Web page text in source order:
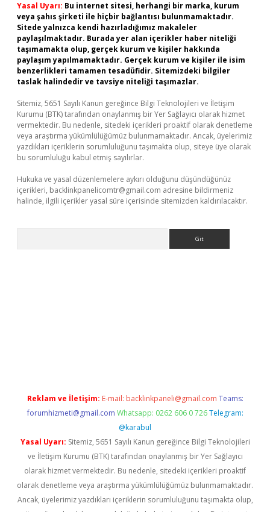
Yasal Uyarı: Bu internet sitesi, herhangi bir marka, kurum
veya şahıs şirketi ile hiçbir bağlantısı bulunmamaktadır.
Sitede yalnızca kendi hazırladığımız makaleler
paylaşılmaktadır. Burada yer alan içerikler haber niteliği
taşımamakta olup, gerçek kurum ve kişiler hakkında
paylaşım yapılmamaktadır. Gerçek kurum ve kişiler ile isim
benzerlikleri tamamen tesadüfidir. Sitemizdeki bilgiler
taslak halindedir ve tavsiye niteliği taşımazlar.
Sitemiz, 5651 Sayılı Kanun gereğince Bilgi Teknolojileri ve İletişim
Kurumu (BTK) tarafından onaylanmış bir Yer Sağlayıcı olarak hizmet
vermektedir. Bu nedenle, sitedeki içerikleri proaktif olarak denetleme
veya araştırma yükümlülüğümüz bulunmamaktadır. Ancak, üyelerimiz
yazdıkları içeriklerin sorumluluğunu taşımakta olup, siteye üye olarak
bu sorumluluğu kabul etmiş sayılırlar.
Hukuka ve yasal düzenlemelere aykırı olduğunu düşündüğünüz
içerikleri, backlinkpanelicomtr@gmail.com adresine bildirmeniz
halinde, ilgili içerikler yasal süre içerisinde sitemizden kaldırılacaktır.
Reklam ve İletişim: E-mail: backlinkpaneli@gmail.com Teams:
forumhizmeti@gmail.com Whatsapp: 0262 606 0 726 Telegram:
@karabul
Yasal Uyarı: Sitemiz, 5651 Sayılı Kanun gereğince Bilgi Teknolojileri
ve İletişim Kurumu (BTK) tarafından onaylanmış bir Yer Sağlayıcı
olarak hizmet vermektedir. Bu nedenle, sitedeki içerikleri proaktif
olarak denetleme veya araştırma yükümlülüğümüz bulunmamaktadır.
Ancak, üyelerimiz yazdıkları içeriklerin sorumluluğunu taşımakta olup,